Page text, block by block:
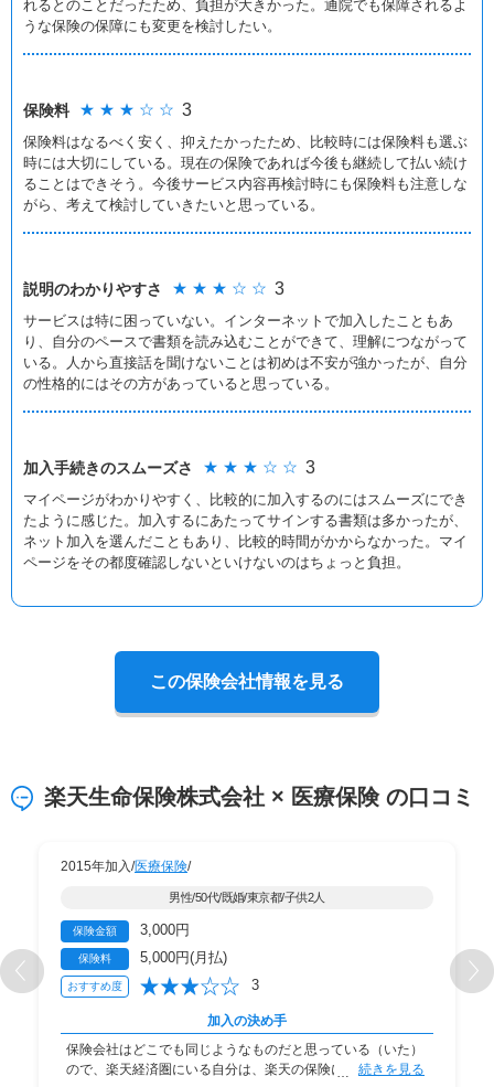
れるとのことだったため、負担が大きかった。通院でも保障されるよ
うな保険の保障にも変更を検討したい。
保険料 ★ ★ ★ ☆ ☆ 3
保険料はなるべく安く、抑えたかったため、比較時には保険料も選ぶ
時には大切にしている。現在の保険であれば今後も継続して払い続け
ることはできそう。今後サービス内容再検討時にも保険料も注意しな
がら、考えて検討していきたいと思っている。
説明のわかりやすさ ★ ★ ★ ☆ ☆ 3
サービスは特に困っていない。インターネットで加入したこともあ
り、自分のペースで書類を読み込むことができて、理解につながって
いる。人から直接話を聞けないことは初めは不安が強かったが、自分
の性格的にはその方があっていると思っている。
加入手続きのスムーズさ ★ ★ ★ ☆ ☆ 3
マイページがわかりやすく、比較的に加入するのにはスムーズにでき
たように感じた。加入するにあたってサインする書類は多かったが、
ネット加入を選んだこともあり、比較的時間がかからなかった。マイ
ページをその都度確認しないといけないのはちょっと負担。
この保険会社情報を見る
楽天生命保険株式会社 × 医療保険 の口コミ
2015年加入/医療保険/
男性/50代/既婚/東京都/子供2人
保険金額 3,000円
保険料 5,000円(月払)
おすすめ度 3
加入の決め手
保険会社はどこでも同じようなものだと思っている（いた）
ので、楽天経済圏にいる自分は、楽天の保険に入る続きを見る